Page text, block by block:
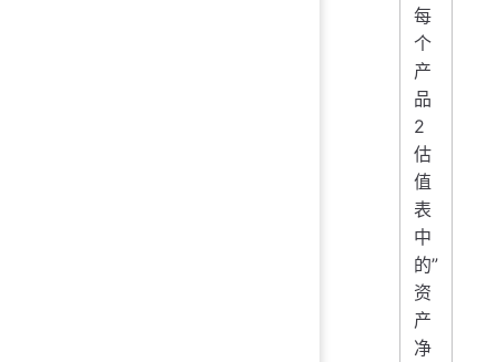
每
个
产
品
2
估
值
表
中
的”
资
产
净